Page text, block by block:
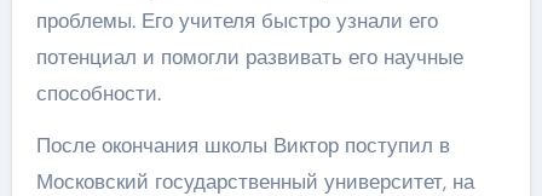
проблемы. Его учителя быстро узнали его
потенциал и помогли развивать его научные
способности.
После окончания школы Виктор поступил в
Московский государственный университет, на